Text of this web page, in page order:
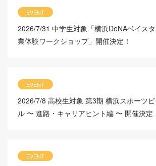
EVENT
2026/7/31 中学生対象「横浜DeNAベイス
業体験ワークショップ」開催決定！
EVENT
2026/7/8 高校生対象 第3期 横浜スポーツ
ル 〜 進路・キャリアヒント編 〜 開催決定
EVENT